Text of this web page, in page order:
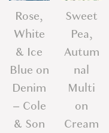
Rose,
White
& Ice
Blue on
Denim
– Cole
& Son
Sweet
Pea,
Autum
nal
Multi
on
Cream